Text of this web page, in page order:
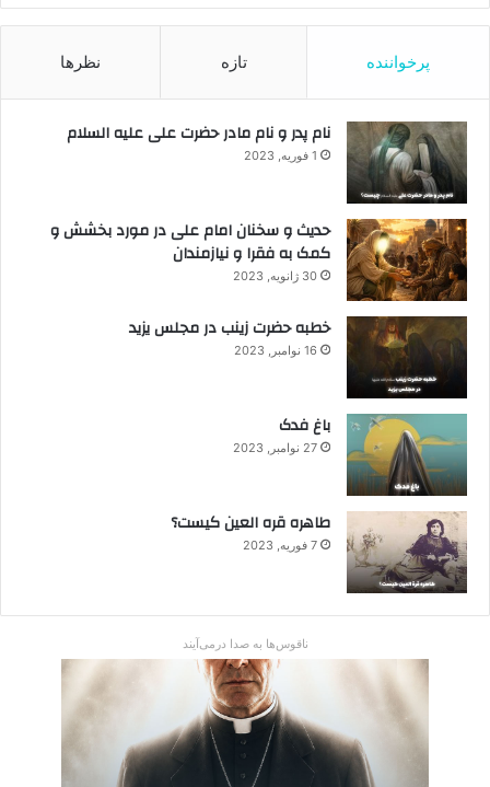
پرخواننده تازه نظرها
نام پدر و نام مادر حضرت علی علیه السلام
1 فوریه, 2023
حدیث و سخنان امام علی در مورد بخشش و
کمک به فقرا و نیازمندان
30 ژانویه, 2023
خطبه حضرت زینب در مجلس یزید
16 نوامبر, 2023
باغ فدک
27 نوامبر, 2023
طاهره قره العین کیست؟
7 فوریه, 2023
ناقوس‌ها به صدا در‌می‌آیند